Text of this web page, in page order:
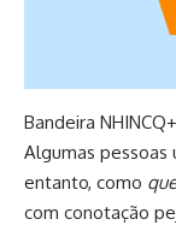
Bandeira NHINCQ+
Algumas
entanto, como
com conotação